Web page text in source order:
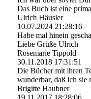
Das Buch ist eine
Ulrich Häusler
10.07.2024 21:28:16
Habe mal hinein
Liebe Grüße Ulrich
Rosemarie Tippold
30.11.2018 17:31:51
Die Bücher mit ihren
wunderbar, daß ich sie
Brigitte Haubner